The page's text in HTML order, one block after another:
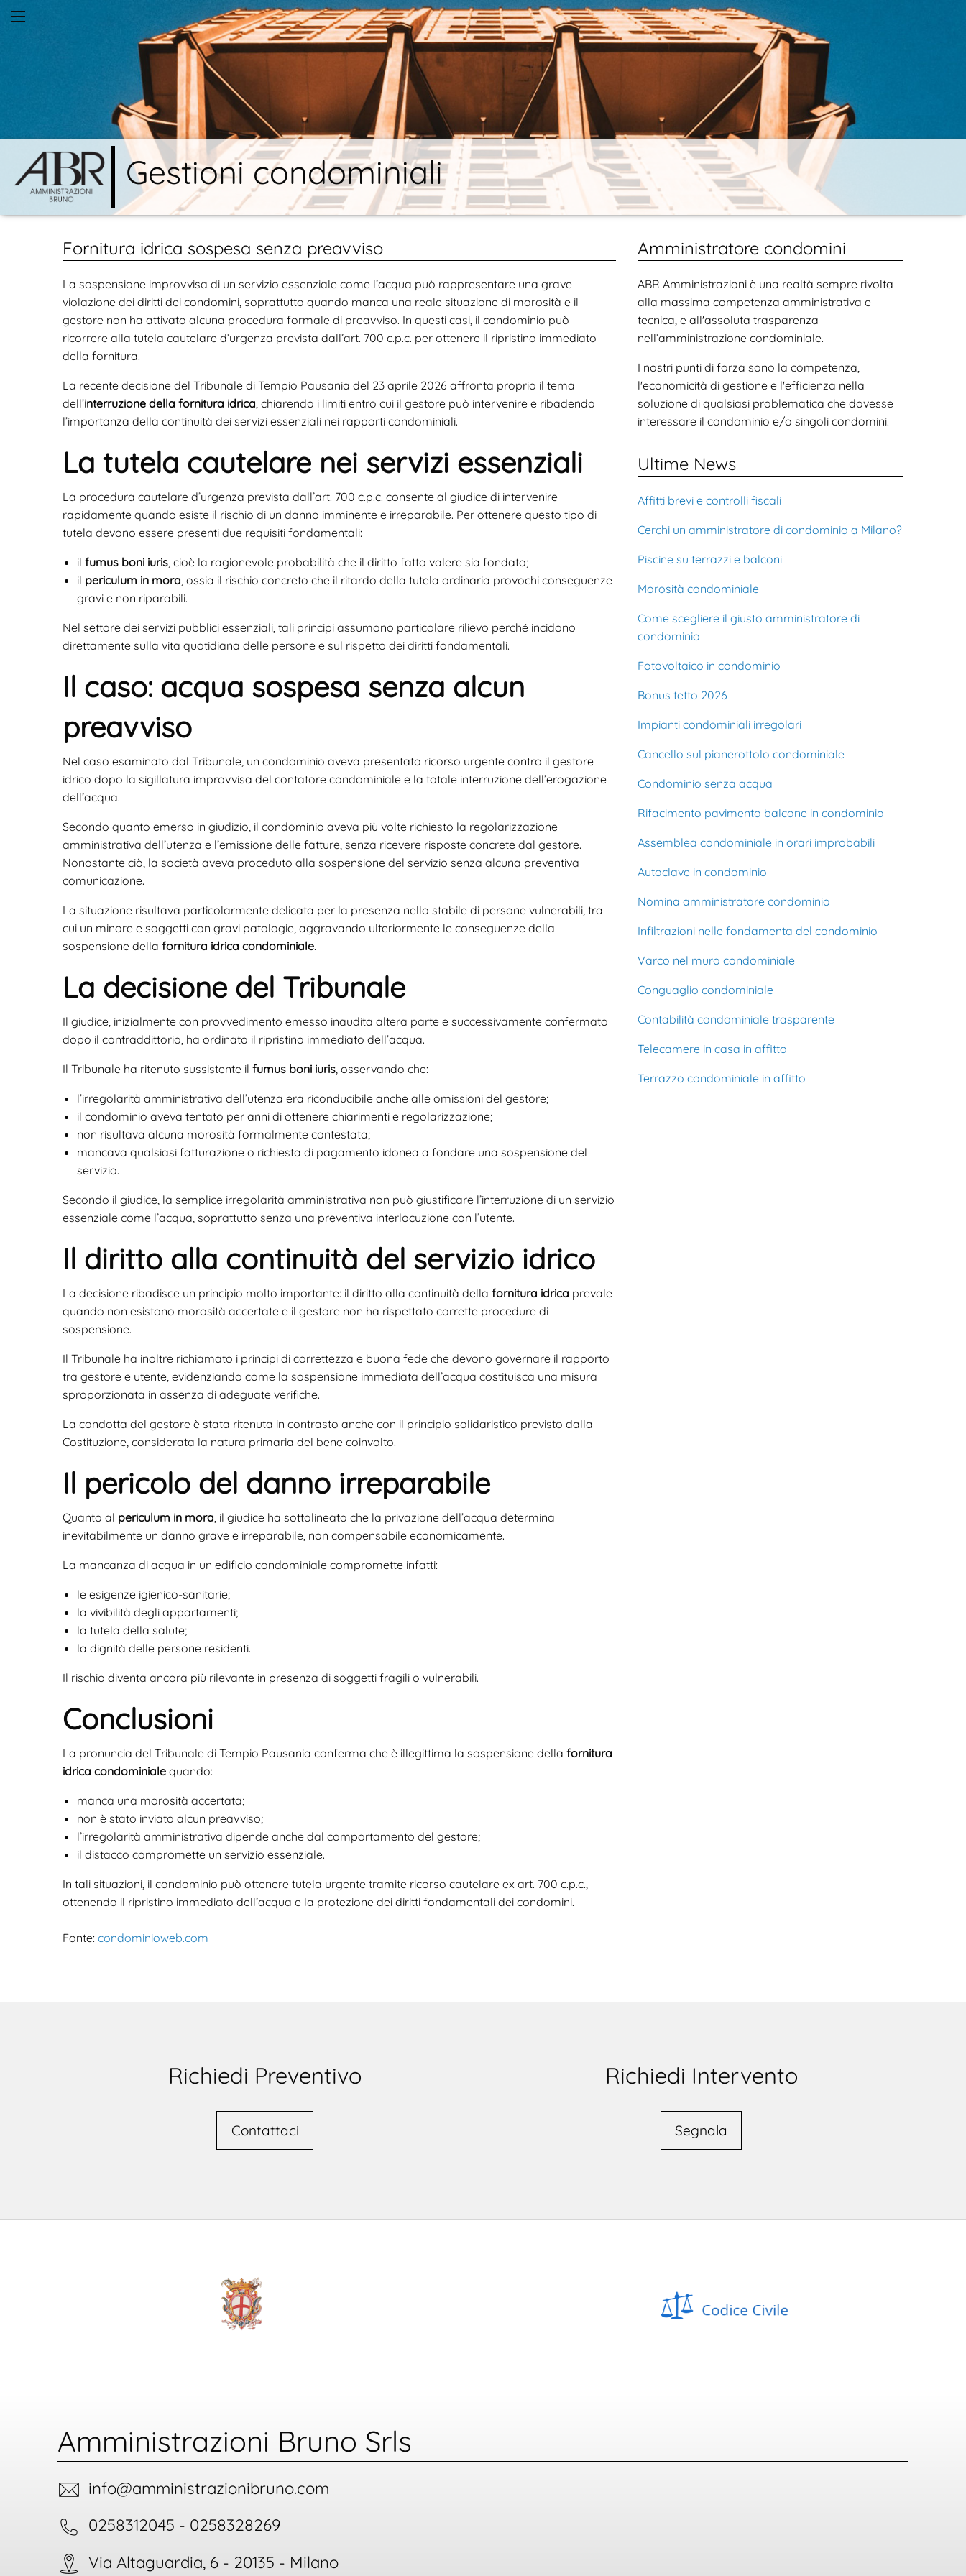
Gestioni condominiali
Fornitura idrica sospesa senza preavviso
La sospensione improvvisa di un servizio essenziale come l’acqua può rappresentare una grave
violazione dei diritti dei condomini, soprattutto quando manca una reale situazione di morosità e il
gestore non ha attivato alcuna procedura formale di preavviso. In questi casi, il condominio può
ricorrere alla tutela cautelare d’urgenza prevista dall’art. 700 c.p.c. per ottenere il ripristino immediato
della fornitura.
La recente decisione del Tribunale di Tempio Pausania del 23 aprile 2026 affronta proprio il tema
dell’interruzione della fornitura idrica, chiarendo i limiti entro cui il gestore può intervenire e ribadendo
l’importanza della continuità dei servizi essenziali nei rapporti condominiali.
La tutela cautelare nei servizi essenziali
La procedura cautelare d’urgenza prevista dall’art. 700 c.p.c. consente al giudice di intervenire
rapidamente quando esiste il rischio di un danno imminente e irreparabile. Per ottenere questo tipo di
tutela devono essere presenti due requisiti fondamentali:
il fumus boni iuris, cioè la ragionevole probabilità che il diritto fatto valere sia fondato;
il periculum in mora, ossia il rischio concreto che il ritardo della tutela ordinaria provochi conseguenze
gravi e non riparabili.
Nel settore dei servizi pubblici essenziali, tali principi assumono particolare rilievo perché incidono
direttamente sulla vita quotidiana delle persone e sul rispetto dei diritti fondamentali.
Il caso: acqua sospesa senza alcun
preavviso
Nel caso esaminato dal Tribunale, un condominio aveva presentato ricorso urgente contro il gestore
idrico dopo la sigillatura improvvisa del contatore condominiale e la totale interruzione dell’erogazione
dell’acqua.
Secondo quanto emerso in giudizio, il condominio aveva più volte richiesto la regolarizzazione
amministrativa dell’utenza e l’emissione delle fatture, senza ricevere risposte concrete dal gestore.
Nonostante ciò, la società aveva proceduto alla sospensione del servizio senza alcuna preventiva
comunicazione.
La situazione risultava particolarmente delicata per la presenza nello stabile di persone vulnerabili, tra
cui un minore e soggetti con gravi patologie, aggravando ulteriormente le conseguenze della
sospensione della fornitura idrica condominiale.
La decisione del Tribunale
Il giudice, inizialmente con provvedimento emesso inaudita altera parte e successivamente confermato
dopo il contraddittorio, ha ordinato il ripristino immediato dell’acqua.
Il Tribunale ha ritenuto sussistente il fumus boni iuris, osservando che:
l’irregolarità amministrativa dell’utenza era riconducibile anche alle omissioni del gestore;
il condominio aveva tentato per anni di ottenere chiarimenti e regolarizzazione;
non risultava alcuna morosità formalmente contestata;
mancava qualsiasi fatturazione o richiesta di pagamento idonea a fondare una sospensione del
servizio.
Secondo il giudice, la semplice irregolarità amministrativa non può giustificare l’interruzione di un servizio
essenziale come l’acqua, soprattutto senza una preventiva interlocuzione con l’utente.
Il diritto alla continuità del servizio idrico
La decisione ribadisce un principio molto importante: il diritto alla continuità della fornitura idrica prevale
quando non esistono morosità accertate e il gestore non ha rispettato corrette procedure di
sospensione.
Il Tribunale ha inoltre richiamato i principi di correttezza e buona fede che devono governare il rapporto
tra gestore e utente, evidenziando come la sospensione immediata dell’acqua costituisca una misura
sproporzionata in assenza di adeguate verifiche.
La condotta del gestore è stata ritenuta in contrasto anche con il principio solidaristico previsto dalla
Costituzione, considerata la natura primaria del bene coinvolto.
Il pericolo del danno irreparabile
Quanto al periculum in mora, il giudice ha sottolineato che la privazione dell’acqua determina
inevitabilmente un danno grave e irreparabile, non compensabile economicamente.
La mancanza di acqua in un edificio condominiale compromette infatti:
le esigenze igienico-sanitarie;
la vivibilità degli appartamenti;
la tutela della salute;
la dignità delle persone residenti.
Il rischio diventa ancora più rilevante in presenza di soggetti fragili o vulnerabili.
Conclusioni
La pronuncia del Tribunale di Tempio Pausania conferma che è illegittima la sospensione della fornitura
idrica condominiale quando:
manca una morosità accertata;
non è stato inviato alcun preavviso;
l’irregolarità amministrativa dipende anche dal comportamento del gestore;
il distacco compromette un servizio essenziale.
In tali situazioni, il condominio può ottenere tutela urgente tramite ricorso cautelare ex art. 700 c.p.c.,
ottenendo il ripristino immediato dell’acqua e la protezione dei diritti fondamentali dei condomini.
Fonte: condominioweb.com
Amministratore condomini
ABR Amministrazioni è una realtà sempre rivolta
alla massima competenza amministrativa e
tecnica, e all'assoluta trasparenza
nell’amministrazione condominiale.
I nostri punti di forza sono la competenza,
l'economicità di gestione e l'efficienza nella
soluzione di qualsiasi problematica che dovesse
interessare il condominio e/o singoli condomini.
Ultime News
Affitti brevi e controlli fiscali
Cerchi un amministratore di condominio a Milano?
Piscine su terrazzi e balconi
Morosità condominiale
Come scegliere il giusto amministratore di
condominio
Fotovoltaico in condominio
Bonus tetto 2026
Impianti condominiali irregolari
Cancello sul pianerottolo condominiale
Condominio senza acqua
Rifacimento pavimento balcone in condominio
Assemblea condominiale in orari improbabili
Autoclave in condominio
Nomina amministratore condominio
Infiltrazioni nelle fondamenta del condominio
Varco nel muro condominiale
Conguaglio condominiale
Contabilità condominiale trasparente
Telecamere in casa in affitto
Terrazzo condominiale in affitto
Richiedi Preventivo
Contattaci
Richiedi Intervento
Segnala
Amministrazioni Bruno Srls
info@amministrazionibruno.com
0258312045 - 0258328269
Via Altaguardia, 6 - 20135 - Milano